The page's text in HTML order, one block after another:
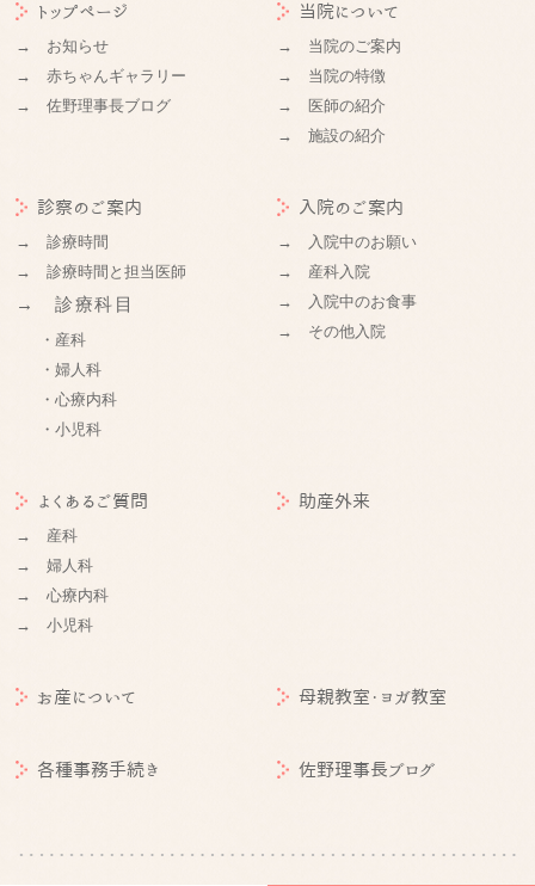
トップページ
→ お知らせ
→ 赤ちゃんギャラリー
→ 佐野理事長ブログ
当院について
→ 当院のご案内
→ 当院の特徴
→ 医師の紹介
→ 施設の紹介
診察のご案内
→ 診療時間
→ 診療時間と担当医師
→ 診療科目
・産科
・婦人科
・心療内科
・小児科
入院のご案内
→ 入院中のお願い
→ 産科入院
→ 入院中のお食事
→ その他入院
よくあるご質問
→ 産科
→ 婦人科
→ 心療内科
→ 小児科
助産外来
お産について 母親教室・ヨガ教室
各種事務手続き 佐野理事長ブログ